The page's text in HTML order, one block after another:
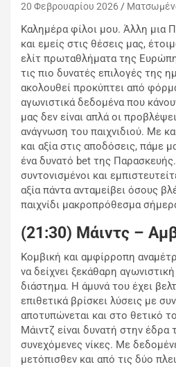
20 Φεβρουαρίου 2026
Καλημέρα φίλοι μου. Άλλη μια
και εμείς στις θέσεις μας,
ελίτ πρωταθλήματα της
τις πιο δυνατές επιλογές της
ακολουθεί προκύπτει από
αγωνιστικά δεδομένα που
μας δεν είναι απλά οι
ανάγνωση του παιχνιδιού. Με
και αξία στις αποδόσεις, πάμε
ένα δυνατό bet της
συντονισμένοι και
αξία πάντα ανταμείβει όσους
παιχνίδι μακροπρόθεσμα
(21:30) Μάιντς –
Κομβική και αμφίρροπη
να δείχνει ξεκάθαρη
διάστημα. Η άμυνά του έχει
επιθετικά βρίσκει λύσεις με
αποτυπώνεται και στο θετικό
Μάιντζ είναι δυνατή στην έδρα
συνεχόμενες νίκες. Με
μετόπισθεν και από τις δύο